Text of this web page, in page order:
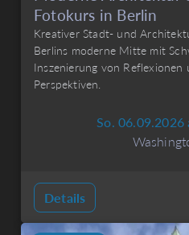
Fotokurs in Berlin
Kreativer Stadt- und
Berlins moderne Mitte mit
Inszenierung von
Perspektiven.
So.
Details